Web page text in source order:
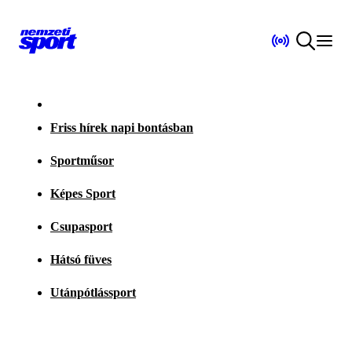
Friss hírek napi bontásban
Sportműsor
Képes Sport
Csupasport
Hátsó füves
Utánpótlássport